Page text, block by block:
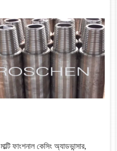
মাল্টি ফাংশনাল কেসিং অ্যাডভান্সার,